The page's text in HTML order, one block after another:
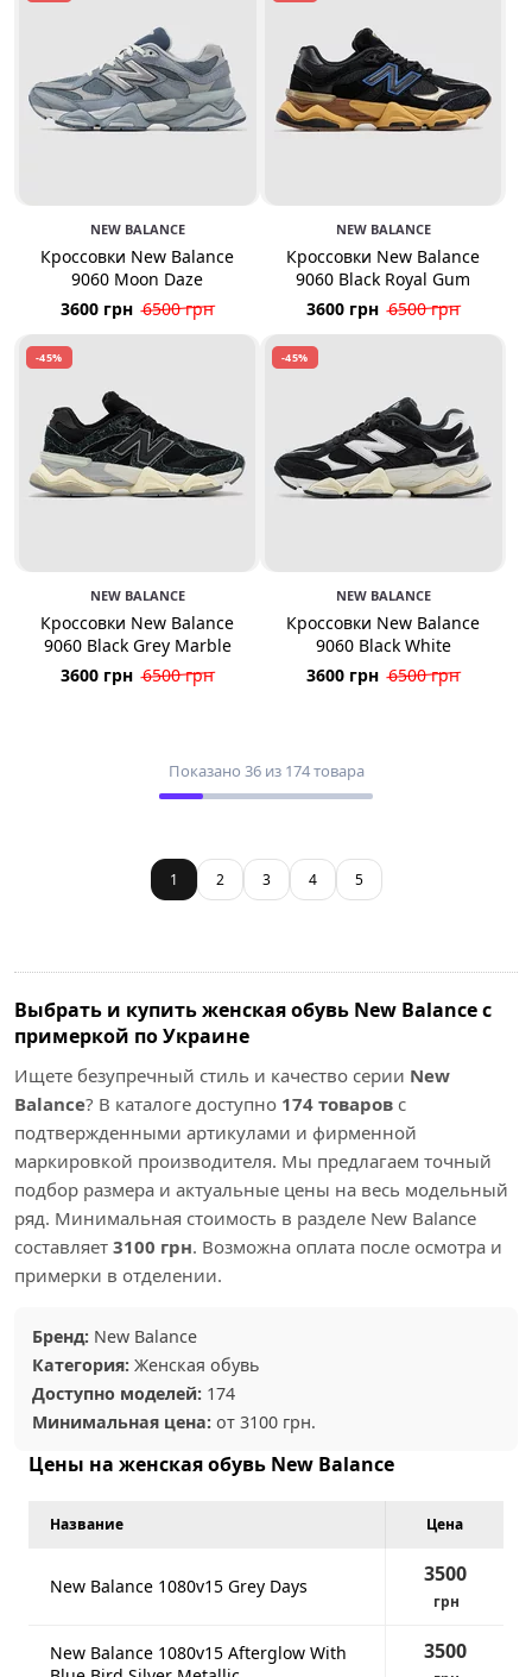
NEW BALANCE
Кроссовки New Balance
9060 Moon Daze
3600 грн 6500 грн
NEW BALANCE
Кроссовки New Balance
9060 Black Royal Gum
3600 грн 6500 грн
-45%
NEW BALANCE
Кроссовки New Balance
9060 Black Grey Marble
3600 грн 6500 грн
-45%
NEW BALANCE
Кроссовки New Balance
9060 Black White
3600 грн 6500 грн
Показано 36 из 174 товара
1 2 3 4 5
Выбрать и купить женская обувь New Balance с
примеркой по Украине
Ищете безупречный стиль и качество серии New
Balance? В каталоге доступно 174 товаров с
подтвержденными артикулами и фирменной
маркировкой производителя. Мы предлагаем точный
подбор размера и актуальные цены на весь модельный
ряд. Минимальная стоимость в разделе New Balance
составляет 3100 грн. Возможна оплата после осмотра и
примерки в отделении.
Бренд: New Balance
Категория: Женская обувь
Доступно моделей: 174
Минимальная цена: от 3100 грн.
Цены на женская обувь New Balance
Название Цена
New Balance 1080v15 Grey Days 3500
грн
New Balance 1080v15 Afterglow With
3500